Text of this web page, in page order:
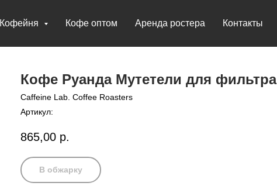
Кофейня Кофе оптом Аренда ростера Контакты
Кофе Руанда Мутетели для фильтра
Caffeine Lab. Coffee Roasters
Артикул:
865,00 р.
В обжарку